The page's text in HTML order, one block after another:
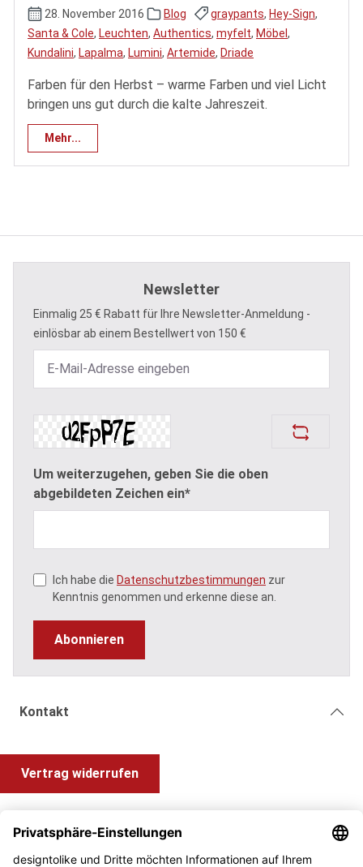
28. November 2016 Blog graypants, Hey-Sign,
Santa & Cole, Leuchten, Authentics, myfelt, Möbel ,
Kundalini, Lapalma, Lumini, Artemide, Driade
Farben für den Herbst – warme Farben und viel Licht
bringen uns gut durch die kalte Jahreszeit.
Mehr...
Newsletter
Einmalig 25 € Rabatt für Ihre Newsletter-Anmeldung -
einlösbar ab einem Bestellwert von 150 €
Um weiterzugehen, geben Sie die oben
abgebildeten Zeichen ein*
Ich habe die Datenschutzbestimmungen zur
Kenntnis genommen und erkenne diese an.
Abonnieren
Kontakt
Vertrag widerrufen
Information und Impressum